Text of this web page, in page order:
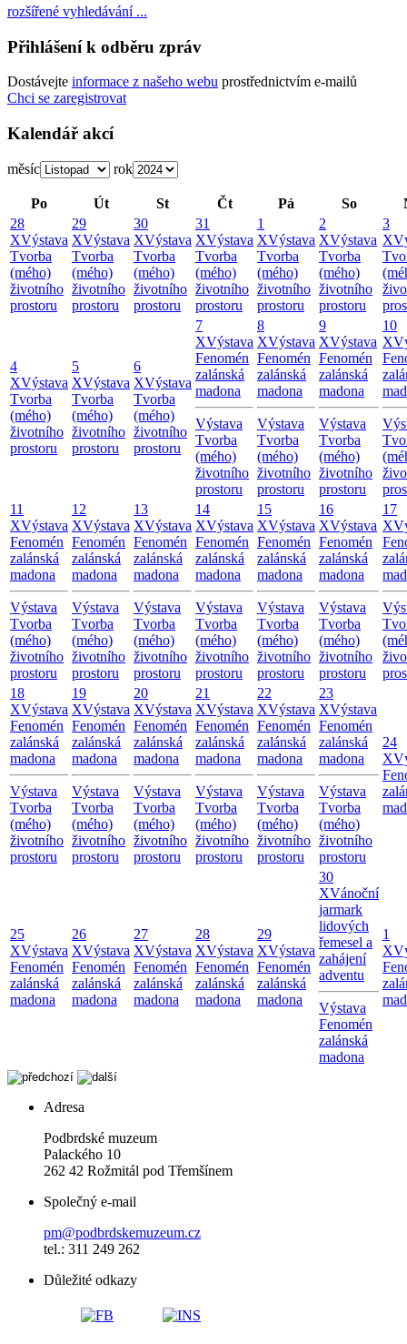
rozšířené vyhledávání ...
Přihlášení k odběru zpráv
Dostávejte informace z našeho webu prostřednictvím e-mailů
Chci se zaregistrovat
Kalendář akcí
měsíc rok
Po Út St Čt Pá So
28
XVýstava
Tvorba
(mého)
životního
prostoru
29
XVýstava
Tvorba
(mého)
životního
prostoru
30
XVýstava
Tvorba
(mého)
životního
prostoru
31
XVýstava
Tvorba
(mého)
životního
prostoru
1
XVýstava
Tvorba
(mého)
životního
prostoru
2
XVýstava
Tvorba
(mého)
životního
prostoru
3
X
4
XVýstava
Tvorba
(mého)
životního
prostoru
5
XVýstava
Tvorba
(mého)
životního
prostoru
6
XVýstava
Tvorba
(mého)
životního
prostoru
7
XVýstava
Fenomén
zalánská
madona
Výstava
Tvorba
(mého)
životního
prostoru
8
XVýstava
Fenomén
zalánská
madona
Výstava
Tvorba
(mého)
životního
prostoru
9
XVýstava
Fenomén
zalánská
madona
Výstava
Tvorba
(mého)
životního
prostoru
10
X
11
XVýstava
Fenomén
zalánská
madona
Výstava
Tvorba
(mého)
životního
prostoru
12
XVýstava
Fenomén
zalánská
madona
Výstava
Tvorba
(mého)
životního
prostoru
13
XVýstava
Fenomén
zalánská
madona
Výstava
Tvorba
(mého)
životního
prostoru
14
XVýstava
Fenomén
zalánská
madona
Výstava
Tvorba
(mého)
životního
prostoru
15
XVýstava
Fenomén
zalánská
madona
Výstava
Tvorba
(mého)
životního
prostoru
16
XVýstava
Fenomén
zalánská
madona
Výstava
Tvorba
(mého)
životního
prostoru
17
X
18
XVýstava
Fenomén
zalánská
madona
Výstava
Tvorba
(mého)
životního
prostoru
19
XVýstava
Fenomén
zalánská
madona
Výstava
Tvorba
(mého)
životního
prostoru
20
XVýstava
Fenomén
zalánská
madona
Výstava
Tvorba
(mého)
životního
prostoru
21
XVýstava
Fenomén
zalánská
madona
Výstava
Tvorba
(mého)
životního
prostoru
22
XVýstava
Fenomén
zalánská
madona
Výstava
Tvorba
(mého)
životního
prostoru
23
XVýstava
Fenomén
zalánská
madona
Výstava
Tvorba
(mého)
životního
prostoru
24
X
25
XVýstava
Fenomén
zalánská
madona
26
XVýstava
Fenomén
zalánská
madona
27
XVýstava
Fenomén
zalánská
madona
28
XVýstava
Fenomén
zalánská
madona
29
XVýstava
Fenomén
zalánská
madona
30
XVánoční
jarmark
lidových
řemesel a
zahájení
adventu
Výstava
Fenomén
zalánská
madona
1
X
Adresa
Podbrdské muzeum
Palackého 10
262 42 Rožmitál pod Třemšínem
Společný e-mail
pm@podbrdskemuzeum.cz
tel.: 311 249 262
Důležité odkazy